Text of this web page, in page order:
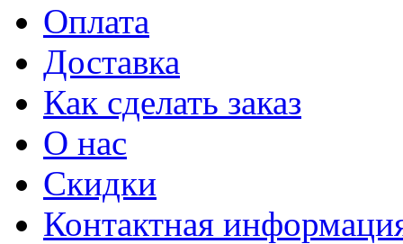
Оплата
Доставка
Как сделать заказ
О нас
Скидки
Контактная